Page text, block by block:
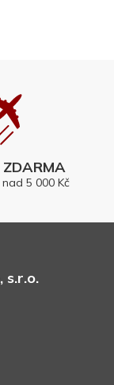
5 000 Kč
s.r.o.